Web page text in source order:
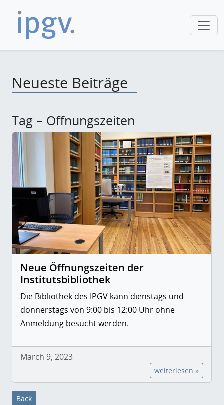
Neueste Beiträge
Tag – Offnungszeiten
Neue Öffnungszeiten der
Institutsbibliothek
Die Bibliothek des IPGV kann dienstags und
donnerstags von 9:00 bis 12:00 Uhr ohne
Anmeldung besucht werden.
March 9, 2023
weiterlesen »
Back